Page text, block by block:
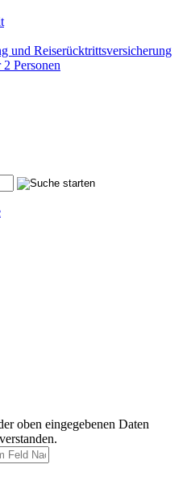
und Reiserücktrittsversicherung
Personen
oben eingegebenen Daten